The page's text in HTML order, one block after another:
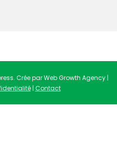
Crée par Web Growth Agency |
| Contact